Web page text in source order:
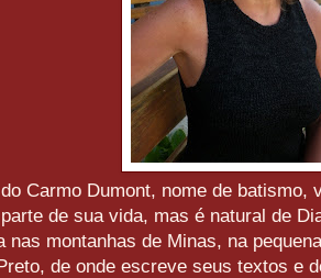
Carmo Dumont, nome de batismo,
de sua vida, mas é natural de
nas montanhas de Minas, na
de onde escreve seus textos e